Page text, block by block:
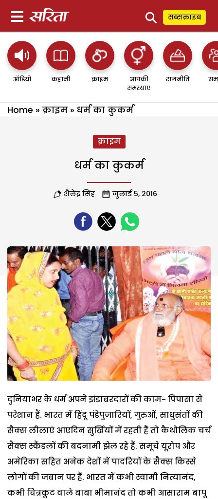
⚲ सब्सक्राइब
ऑडियो कहानी क्राइम
आपकी
समस्याएं
राजनीति
Home » क्राइम » धर्म का कुकर्म
क्राइम
धर्म का कुकर्म
शैलेंद्र सिंह जुलाई 5, 2016
दुनियाभर के धर्म अपने झंडाबरदारों की काम- पिपासा से
परेशान हैं. भारत में हिंदू पंडेपुजारियों, गुरुओं, साधुसंतों की
सैक्स लीलाएं आएदिन सुर्खियों में रहती हैं तो कैथोलिक चर्च
सैक्स स्कैंडलों की बदनामी झेल रहे हैं. समूचे यूरोप और
अमेरिका सहित अनेक देशों में पादरियों के सैक्स किस्से
लोगों की जबान पर हैं. भारत में कभी स्वामी नित्यानंद,
कभी चित्रकूट वाले बाबा भीमानंद तो कभी आसाराम बापू